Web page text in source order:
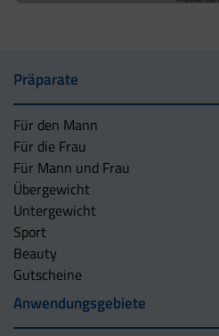
Präparate
Für den Mann
Für die Frau
Für Mann und Frau
Übergewicht
Untergewicht
Sport
Beauty
Gutscheine
Anwendungsgebiete